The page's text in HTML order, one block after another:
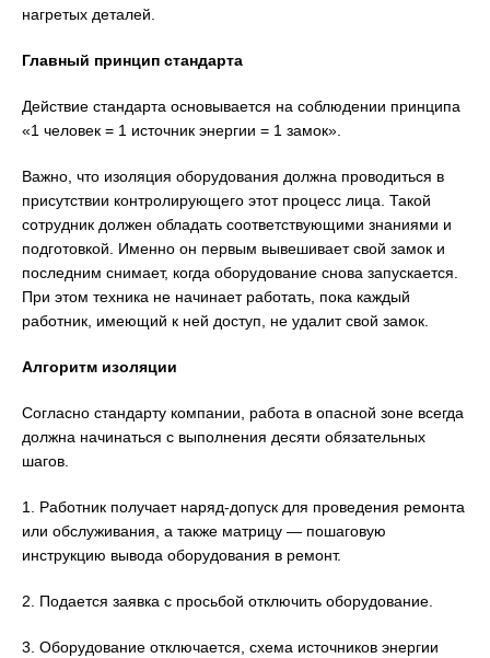
нагретых деталей.
Главный принцип стандарта
Действие стандарта основывается на соблюдении принципа
«1 человек = 1 источник энергии = 1 замок».
Важно, что изоляция оборудования должна проводиться в
присутствии контролирующего этот процесс лица. Такой
сотрудник должен обладать соответствующими знаниями и
подготовкой. Именно он первым вывешивает свой замок и
последним снимает, когда оборудование снова запускается.
При этом техника не начинает работать, пока каждый
работник, имеющий к ней доступ, не удалит свой замок.
Алгоритм изоляции
Согласно стандарту компании, работа в опасной зоне всегда
должна начинаться с выполнения десяти обязательных
шагов.
1. Работник получает наряд-допуск для проведения ремонта
или обслуживания, а также матрицу — пошаговую
инструкцию вывода оборудования в ремонт.
2. Подается заявка с просьбой отключить оборудование.
3. Оборудование отключается, схема источников энергии